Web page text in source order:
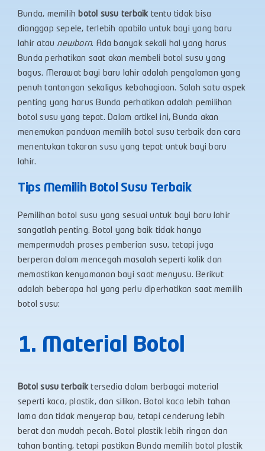
Bunda, memilihbotol susu terbaiktentu tidak bisa
dianggap sepele, terlebih apabila untuk bayi yang baru
lahir atau newborn. Ada banyak sekali hal yang harus
Bunda perhatikan saat akan membeli botol susu yang
bagus. Merawat bayi baru lahir adalah pengalaman yang
penuh tantangan sekaligus kebahagiaan. Salah satu aspek
penting yang harus Bunda perhatikan adalah pemilihan
botol susu yang tepat.Dalam artikel ini, Bunda akan
menemukan panduan memilih botol susu terbaik dancara
menentukan takaran susu yang tepat untuk bayi baru
lahir.
Tips Memilih Botol Susu Terbaik
Pemilihan botol susu yang sesuai untuk bayi baru lahir
sangatlah penting. Botol yang baik tidak hanya
mempermudah proses pemberian susu, tetapi juga
berperan dalam mencegah masalah seperti kolik dan
memastikan kenyamanan bayi saat menyusu. Berikut
adalah beberapa hal yang perlu diperhatikan saat memilih
botol susu:
1. Material Botol
Botol susu terbaiktersedia dalam berbagai material
seperti kaca, plastik, dan silikon. Botol kaca lebih tahan
lama dan tidak menyerap bau, tetapi cenderung lebih
berat dan mudah pecah. Botol plastik lebih ringan dan
tahan banting, tetapi pastikan Bunda memilih botol plastik